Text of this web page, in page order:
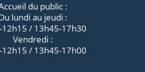
du public :
lundi au jeudi :
12h15 / 13h45-17h30
Vendredi :
12h15 / 13h45-17h00